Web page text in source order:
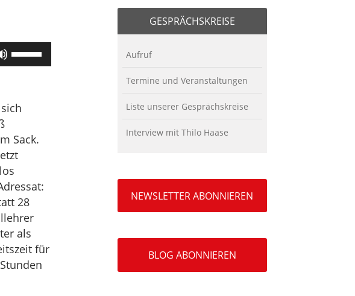
Pfeiltasten
Hoch/Runter
die
zu
regeln.
Sack.
28
als
für
GESPRÄCHSKREISE
Aufruf
Termine und Veranstaltungen
Liste unserer Gesprächskreise
Interview mit Thilo Haase
NEWSLETTER ABONNIEREN
BLOG ABONNIEREN